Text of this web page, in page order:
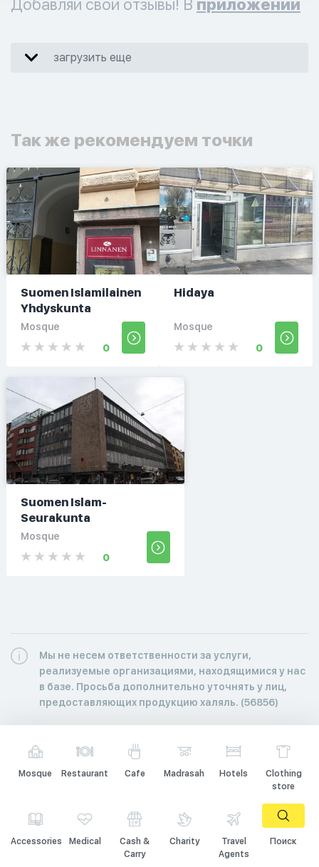
Добавляй свои отзывы! В приложении
загрузить еще
Так же рекомендуем точки
Suomen Islamilainen
Yhdyskunta
Mosque
0
Hidaya
Mosque
0
Suomen Islam-
Seurakunta
Mosque
0
Мы не несем ответственности за услуги,
реализуемые организациями, находящимися у нас
в базе. Просьба дополнительно уточнять у лиц,
предоставляющих продукцию халяль. (56856)
Mosque Restaurant Cafe Madrasah Hotels
Clothing
store
Accessories Medical
Cash &
Carry
Charity
Travel
Agents
Поиск